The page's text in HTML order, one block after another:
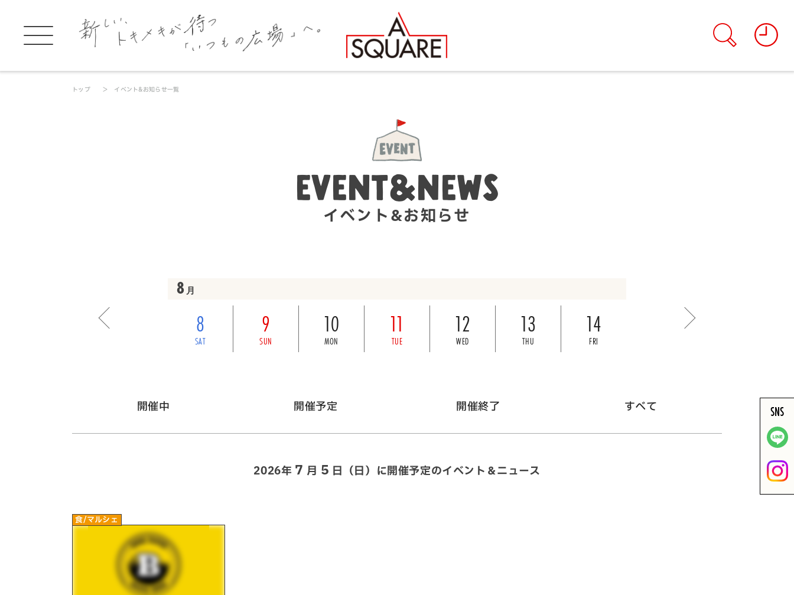
トップ イベント&お知らせ一覧
EVENT&NEWS
イベント&お知らせ
8 月
8
SAT
9
SUN
10
MON
11
TUE
12
WED
13
THU
14
FRI
開催中 開催予定 開催終了 すべて
2026年 7 月 5 日（日）に 開催予定のイベント＆ニュース
食/マルシェ
SNS